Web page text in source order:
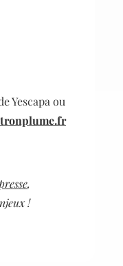
Yescapa ou
,
!